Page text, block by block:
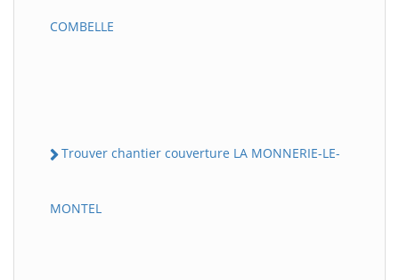
COMBELLE
Trouver chantier couverture LA MONNERIE-LE-
MONTEL